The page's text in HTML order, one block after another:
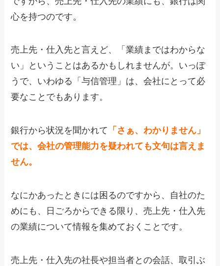
心を持つのです。
売上先・仕入先と言えど、「業績まではわからな
い」ということはあるかもしれませんが。いっぽ
うで、いわゆる「与信管理」は、会社にとって必
要なことでもあります。
銀行から状況を聞かれて 「さぁ、わかりません」
では、会社の管理能力を疑われても文句は言えま
せん。
なにかあったときには困るのですから、自社のた
めにも、日ごろからできる限り、売上先・仕入先
の業績について情報を集めておくことです。
売上先・仕入先の社長や担当者との会話、取引ぶ